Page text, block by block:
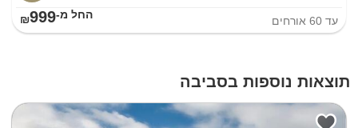
עד 60 אורחים החל מ-₪999
תוצאות נוספות בסביבה